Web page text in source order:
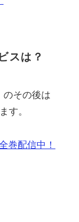
スは？
のその後は
す。
巻配信中！